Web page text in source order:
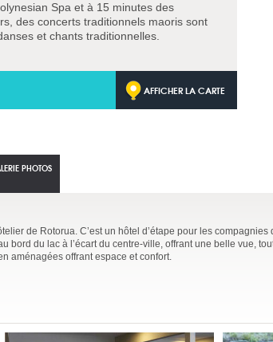
Spa et à 15 minutes des
des concerts traditionnels maoris sont
et chants traditionnelles.
AFFICHER LA CARTE
de Rotorua. C’est un hôtel d’étape pour les compagnies
bord du lac à l’écart du centre-ville, offrant une belle vue,
aménagées offrant espace et confort.
PHOTOS